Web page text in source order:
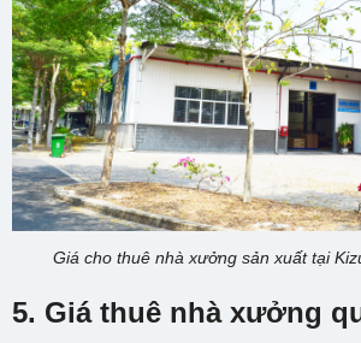
Giá cho thuê nhà xưởng sản xuất tại
5. Giá thuê nhà xưởng